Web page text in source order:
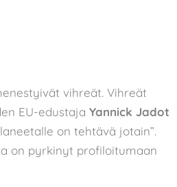
vihreät. Vihreät
EU-edustaja Yannick Jadot
on tehtävä jotain”.
on pyrkinyt profiloitumaan